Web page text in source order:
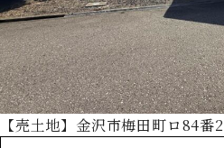
【売土地】金沢市梅田町ロ84番2